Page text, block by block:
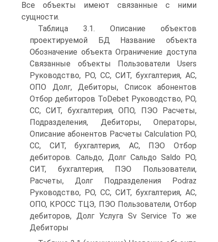
Все объекты имеют связанные с ними
сущности.
Таблица 3.1. Описание объектов
проектируемой БД Название объекта
Обозначение объекта Ограничение доступа
Связанные объекты Пользователи Users
Руководство, РО, СС, СИТ, бухгалтерия, АС,
ОПО Долг, Дебиторы, Список абонентов
Отбор дебиторов ToDebet Руководство, РО,
СС, СИТ, бухгалтерия, ОПО, ПЭО Расчеты,
Подразделения, Дебиторы, Операторы,
Описание абонентов Расчеты Calculation РО,
СС, СИТ, бухгалтерия, АС, ПЭО Отбор
дебиторов. Сальдо, Долг Сальдо Saldo РО,
СИТ, бухгалтерия, ПЭО Пользователи,
Расчеты, Долг Подразделения Podraz
Руководство, РО, СС, СИТ, бухгалтерия, АС,
ОПО, КРОСС ТЦЭ, ПЭО Пользователи, Отбор
дебиторов, Долг Услуга Sv Service То же
Дебиторы